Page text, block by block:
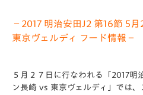
－2017 明治安田J2 第16節 5
東京ヴェルディ フード情報－
５月２７日に行なわれる「2017明
ン長崎 vs 東京ヴェルディ」では